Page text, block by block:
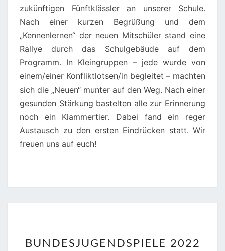
zukünftigen Fünftklässler an unserer Schule.
Nach einer kurzen Begrüßung und dem
„Kennenlernen“ der neuen Mitschüler stand eine
Rallye durch das Schulgebäude auf dem
Programm. In Kleingruppen – jede wurde von
einem/einer Konfliktlotsen/in begleitet – machten
sich die „Neuen“ munter auf den Weg. Nach einer
gesunden Stärkung bastelten alle zur Erinnerung
noch ein Klammertier. Dabei fand ein reger
Austausch zu den ersten Eindrücken statt. Wir
freuen uns auf euch!
2022
BUNDESJUGENDSPIELE 2022